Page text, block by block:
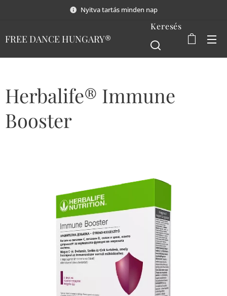
Nyitva tartás minden nap
FREE DANCE HUNGARY®
Keresés
Herbalife® Immune
Booster